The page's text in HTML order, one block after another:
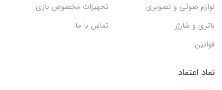
لوازم صوتی و تصویری
تجهیزات مخصوص بازی
باتری و شارژر
تماس با ما
قوانین
نماد اعتماد